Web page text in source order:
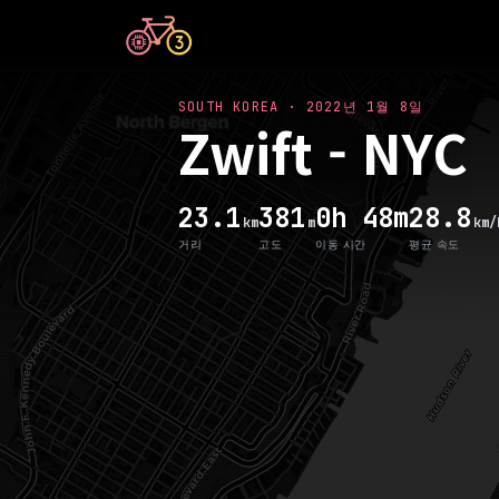
SOUTH KOREA · 2022년 1월 8일
Zwift - NYC
23.1 km
거리
381 m
고도
0h 48m
이동 시간
28.8
평균 속도